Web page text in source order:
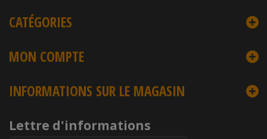
CATÉGORIES
MON COMPTE
INFORMATIONS SUR LE MAGASIN
Lettre d'informations